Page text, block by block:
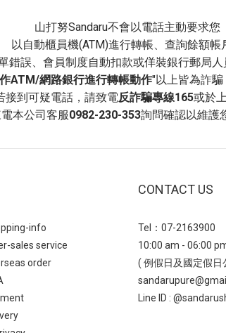
皮帶扣超厚底鬆糕靴(點
仔反摺靴這款短靴融合了
時尚尖頭設計，輕鬆打造
造型！獨特的靴筒反摺堆
富的穿搭層次感。穩固好
，輕鬆拉長雙腿比例，無
(點我)- 永不退流行切爾
無鞋帶的設計為主要特
週所有穿搭，6.5公分穩
長腿部比例！經典的鬆緊
加穿著彈性，更為整體造
感。推薦給想買一雙能穿
短靴 輕量厚底瘦瘦切爾
厚底靴強勢回歸厚底靴
流行的時尚單品，不僅能
力瘦瘦靴 增高約
高」的厚底設計，
覺上使小腿看起來
形；厚實的「鋸齒
抓地力與存在感，
與視覺層次，貼心
是秋冬衣櫥不可
鍊」的便利設計，
能、舒適於一身，
缺的實用單品。(點
跟短靴 這款靴子必
「復古」元素的設
山打努Sandaru不會以電話主動要求您
以自動櫃員機(ATM)進行轉帳、查詢餘額帳
錯誤、會員制度自動扣款或佯裝銀行郵局人
ATM/網路銀行進行轉帳動作"以上皆為詐騙
接到可疑電話，請致電反詐騙專線165或於
本公司客服0982-230-353詢問確認以維護
info
sales service
order
CONTACT US
Tel：07-2163900
10:00 am - 06:00
( 例假日及國定假日
Line ID :